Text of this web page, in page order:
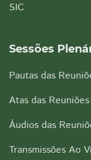
SIC
Sessões
Pautas das
Atas das Reuniões
Áudios das
Transmissões Ao